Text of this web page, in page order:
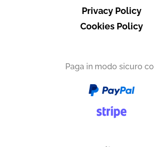
Privacy Policy
Cookies Policy
Paga in modo sicuro